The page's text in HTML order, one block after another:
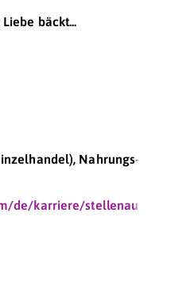
bäckt...
Nahrungs-/
de/karriere/